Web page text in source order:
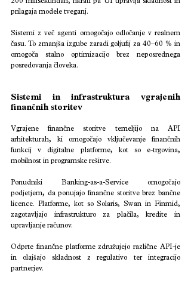
200 milisekundah, hkrati pa UI upravlja skladnost in
prilagaja modele tveganj.
Sistemi z več agenti omogočajo odločanje v realnem
času. To zmanjša izgube zaradi goljufij za 40–60 % in
omogoča stalno optimizacijo brez neposrednega
posredovanja človeka.
Sistemi in infrastruktura vgrajenih
finančnih storitev
Vgrajene finančne storitve temeljijo na API
arhitekturah, ki omogočajo vključevanje finančnih
funkcij v digitalne platforme, kot so e-trgovina,
mobilnost in programske rešitve.
Ponudniki Banking-as-a-Service omogočajo
podjetjem, da ponujajo finančne storitve brez bančne
licence. Platforme, kot so Solaris, Swan in Finmid,
zagotavljajo infrastrukturo za plačila, kredite in
upravljanje računov.
Odprte finančne platforme združujejo različne API-je
in olajšajo skladnost z regulativo ter integracijo
partnerjev.